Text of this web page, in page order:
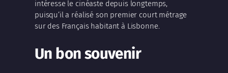
intéresse le cinéaste depuis longtemps,
puisqu’il a réalisé son premier court métrage
sur des Français habitant à Lisbonne.
Un bon souvenir